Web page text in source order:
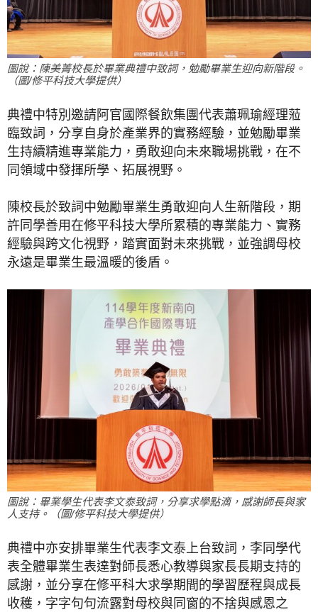
圖說：陳美菁校長於畢業典禮中致詞，勉勵畢業生迎向新階段。
（圖/修平科技大學提供）
典禮中特別邀請阿官國際餐飲集團代表蕭珮瑜經理蒞
臨致詞，分享自身於產業界的實務經驗，並勉勵畢業
生持續精進專業能力，勇敢迎向未來職場挑戰，在不
同領域中發揮所學、拓展視野。
陳校長於致詞中勉勵畢業生勇敢迎向人生新階段，期
許同學善用在修平科技大學所累積的專業能力、實務
經驗與跨文化視野，踏實面對未來挑戰，並強調母校
永遠是畢業生最溫暖的後盾。
圖說：畢業學生代表李文泰致詞，分享求學點滴，感謝師長與家
人支持。（圖/修平科技大學提供）
典禮中亦安排畢業生代表李文泰上台致詞，李同學代
表全體畢業生表達對師長悉心教導與家長長期支持的
感謝，並分享在修平科大求學期間的學習歷程與成長
收穫，字字句句流露對母校與同窗的不捨與感恩之